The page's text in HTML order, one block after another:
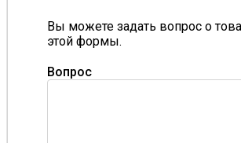
Вы можете задать вопрос о
этой формы.
Вопрос